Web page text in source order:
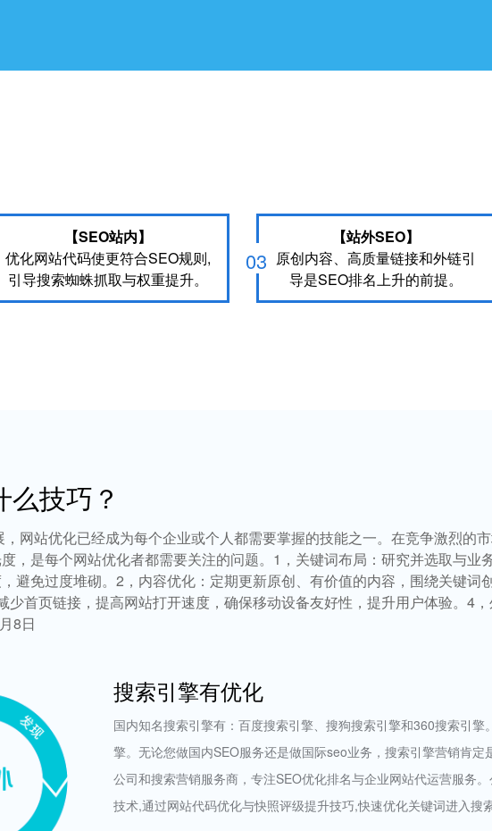
【SEO站内】
优化网站代码使更符合SEO规则,
引导搜索蜘蛛抓取与权重提升。
03
【站外SEO】
原创内容、高质量链接和外链引
导是SEO排名上升的前提。
技巧？
网站优化已经成为每个企业或个人都需要掌握的技能之一。在竞争激烈的
，是每个网站优化者都需要关注的问题。1，关键词布局：研究并选取与业
避免过度堆砌。2，内容优化：定期更新原创、有价值的内容，围绕关键词
首页链接，提高网站打开速度，确保移动设备友好性，提升用户体验。4
8日
搜索引擎有优化
国内知名搜索引擎有：百度搜索引擎、搜狗搜索引擎和360搜索引
擎。无论您做国内SEO服务还是做国际seo业务，搜索引擎营销肯
公司和搜索营销服务商，专注SEO优化排名与企业网站代运营服务
技术,通过网站代码优化与快照评级提升技巧,快速优化关键词进入搜